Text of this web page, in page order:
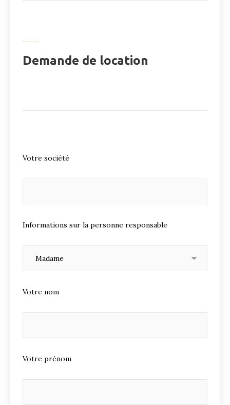
Demande de location
Votre société
Informations sur la personne responsable
Votre nom
Votre prénom